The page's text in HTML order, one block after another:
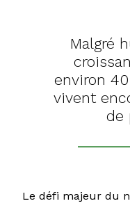
Malgré
environ
vivent
de
Le défi majeur du